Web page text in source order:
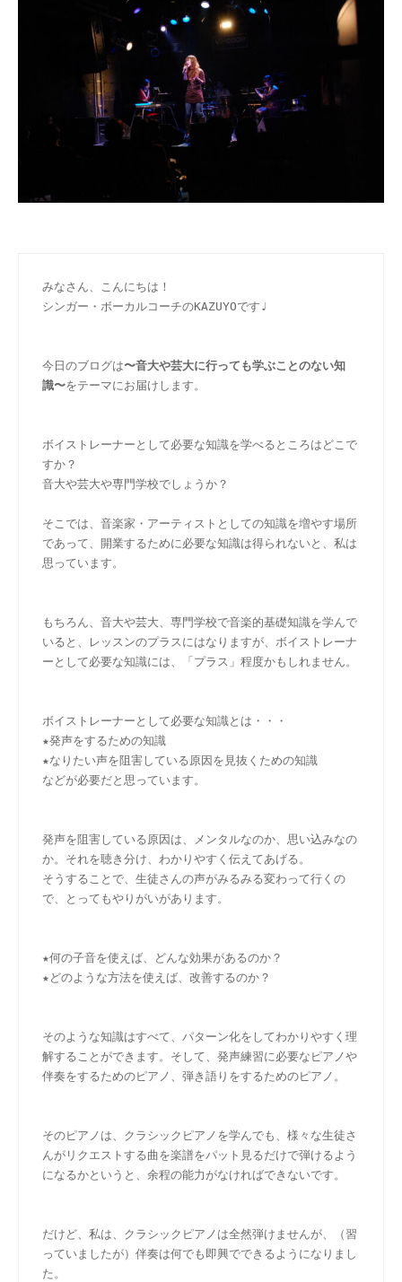
みなさん、こんにちは！
シンガー・ボーカルコーチのKAZUYOです♩
今日のブログは〜音大や芸大に行っても学ぶことのない知
識〜をテーマにお届けします。
ボイストレーナーとして必要な知識を学べるところはどこで
すか？
音大や芸大や専門学校でしょうか？
そこでは、音楽家・アーティストとしての知識を増やす場所
であって、開業するために必要な知識は得られないと、私は
思っています。
もちろん、音大や芸大、専門学校で音楽的基礎知識を学んで
いると、レッスンのプラスにはなりますが、ボイストレーナ
ーとして必要な知識には、「プラス」程度かもしれません。
ボイストレーナーとして必要な知識とは・・・
★発声をするための知識
★なりたい声を阻害している原因を見抜くための知識
などが必要だと思っています。
発声を阻害している原因は、メンタルなのか、思い込みなの
か。それを聴き分け、わかりやすく伝えてあげる。
そうすることで、生徒さんの声がみるみる変わって行くの
で、とってもやりがいがあります。
★何の子音を使えば、どんな効果があるのか？
★どのような方法を使えば、改善するのか？
そのような知識はすべて、パターン化をしてわかりやすく理
解することができます。そして、発声練習に必要なピアノや
伴奏をするためのピアノ、弾き語りをするためのピアノ。
そのピアノは、クラシックピアノを学んでも、様々な生徒さ
んがリクエストする曲を楽譜をパット見るだけで弾けるよう
になるかというと、余程の能力がなければできないです。
だけど、私は、クラシックピアノは全然弾けませんが、（習
っていましたが）伴奏は何でも即興でできるようになりまし
た。